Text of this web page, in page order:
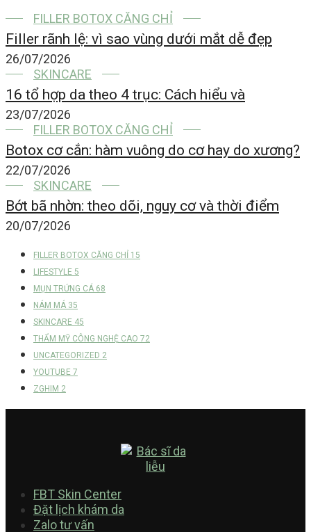
FILLER BOTOX CĂNG CHỈ
Filler rãnh lệ: vì sao vùng dưới mắt dễ đẹp
26/07/2026
SKINCARE
16 tổ hợp da theo 4 trục: Cách hiểu và
23/07/2026
FILLER BOTOX CĂNG CHỈ
Botox cơ cắn: hàm vuông do cơ hay do xương?
22/07/2026
SKINCARE
Bớt bã nhờn: theo dõi, nguy cơ và thời điểm
20/07/2026
FILLER BOTOX CĂNG CHỈ 15
LIFESTYLE 5
MỤN TRỨNG CÁ 68
NÁM MÁ 35
SKINCARE 45
THẨM MỸ CÔNG NGHỆ CAO 72
UNCATEGORIZED 2
YOUTUBE 7
ZGHIM 2
FBT Skin Center
Đặt lịch khám da
Zalo tư vấn